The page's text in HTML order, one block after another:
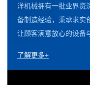
洋机械拥有一批业界资
备制造经验，秉承求实
让顾客满意放心的设备
了解更多+